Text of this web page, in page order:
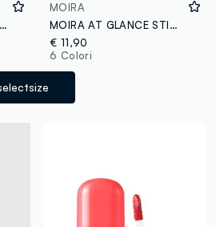
KAJA PLAY BENTO 00 SUGAR COOKIE - make-up coreano
MOIRA
MOIRA AT GLANCE STICK SHADOW 013 BLACK - make-up coreano
€ 11,90
6 Colori